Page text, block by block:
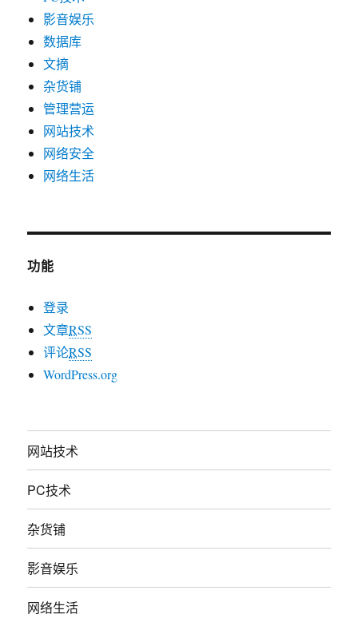
影音娱乐
数据库
文摘
杂货铺
管理营运
网站技术
网络安全
网络生活
功能
登录
文章RSS
评论RSS
WordPress.org
网站技术
PC技术
杂货铺
影音娱乐
网络生活